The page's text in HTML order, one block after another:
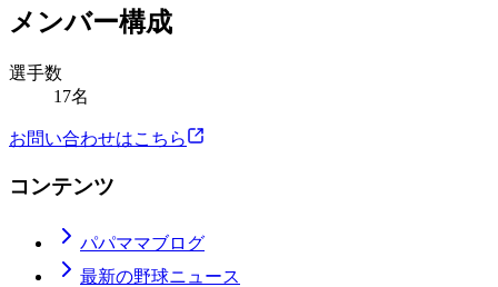
メンバー構成
選手数
17名
お問い合わせはこちら
コンテンツ
パパママブログ
最新の野球ニュース